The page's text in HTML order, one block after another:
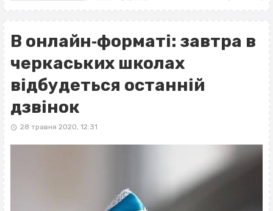
В онлайн‐форматі: завтра в
черкаських школах
відбудеться останній
дзвінок
28 травня 2020, 12:31